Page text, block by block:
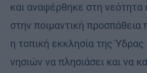
και αναφέρθηκε στη νεότητα
στην ποιμαντική προσπάθεια
η τοπική εκκλησία της
νησιών να πλησιάσει και να